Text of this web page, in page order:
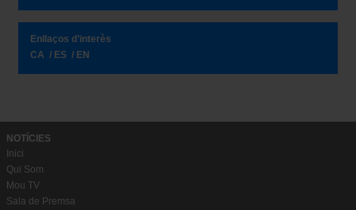
Enllaços d’interès
CA
ES EN
NOTÍCIES
Inici
Qui Som
Mou TV
Sala de Premsa